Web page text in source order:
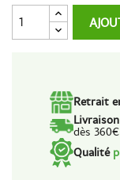
Retrait
Livraison
dès
Qualité